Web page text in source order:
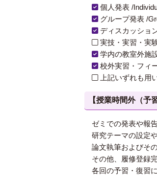
個人発表 /
グループ発表 /
ディスカッショ
実技・実習・実
学内の教室外施
校外実習・フィ
上記いずれも用
【授業時間外（
ゼミでの発表や報
研究テーマの設定
論文執筆およびそ
その他、履修登録
各回の予習・復習